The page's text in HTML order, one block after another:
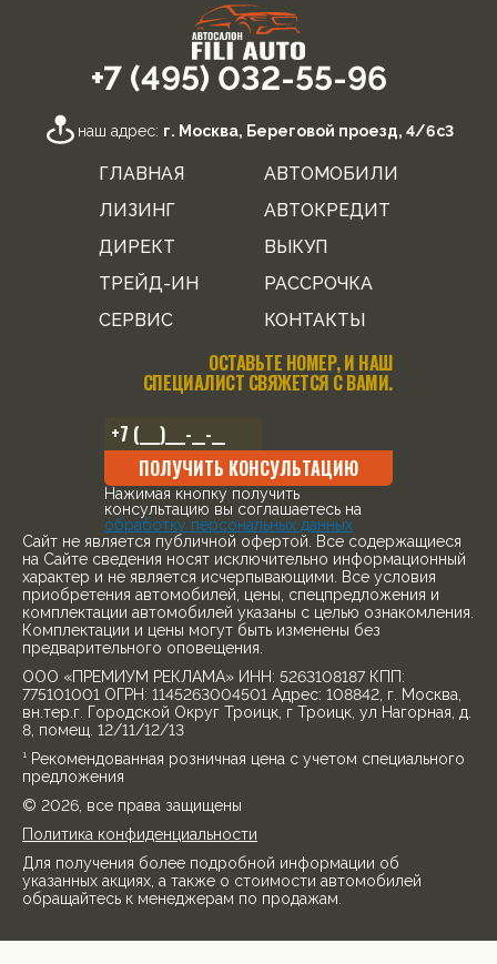
+7 (495) 032-55-96
наш адрес: г. Москва, Береговой проезд, 4/6с3
ГЛАВНАЯ
АВТОМОБИЛИ
ЛИЗИНГ
АВТОКРЕДИТ
ДИРЕКТ
ВЫКУП
ТРЕЙД-ИН
РАССРОЧКА
СЕРВИС
КОНТАКТЫ
ОСТАВЬТЕ НОМЕР, И НАШ
СПЕЦИАЛИСТ СВЯЖЕТСЯ С ВАМИ.
ПОЛУЧИТЬ КОНСУЛЬТАЦИЮ
Нажимая кнопку получить
консультацию вы соглашаетесь на
обработку персональных данных
Cайт не является публичной офертой. Все содержащиеся
на Сайте сведения носят исключительно информационный
характер и не является исчерпывающими. Все условия
приобретения автомобилей, цены, спецпредложения и
комплектации автомобилей указаны с целью ознакомления.
Комплектации и цены могут быть изменены без
предварительного оповещения.
ООО «ПРЕМИУМ РЕКЛАМА» ИНН: 5263108187 КПП:
775101001 ОГРН: 1145263004501 Адрес: 108842, г. Москва,
вн.тер.г. Городской Округ Троицк, г Троицк, ул Нагорная, д.
8, помещ. 12/11/12/13
¹ Рекомендованная розничная цена с учетом специального
предложения
© 2026, все права защищены
Политика конфиденциальности
Для получения более подробной информации об
указанных акциях, а также о стоимости автомобилей
обращайтесь к менеджерам по продажам.